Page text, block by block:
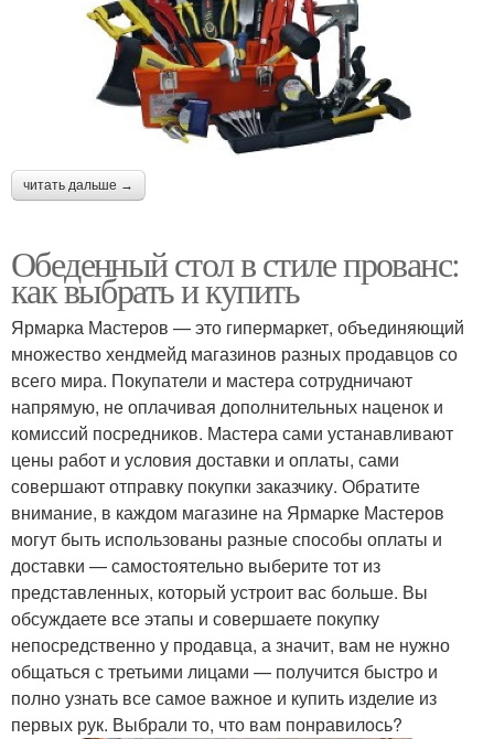
читать дальше →
Обеденный стол в стиле прованс:
как выбрать и купить
Ярмарка Мастеров — это гипермаркет, объединяющий
множество хендмейд магазинов разных продавцов со
всего мира. Покупатели и мастера сотрудничают
напрямую, не оплачивая дополнительных наценок и
комиссий посредников. Мастера сами устанавливают
цены работ и условия доставки и оплаты, сами
совершают отправку покупки заказчику. Обратите
внимание, в каждом магазине на Ярмарке Мастеров
могут быть использованы разные способы оплаты и
доставки — самостоятельно выберите тот из
представленных, который устроит вас больше. Вы
обсуждаете все этапы и совершаете покупку
непосредственно у продавца, а значит, вам не нужно
общаться с третьими лицами — получится быстро и
полно узнать все самое важное и купить изделие из
первых рук. Выбрали то, что вам понравилось?